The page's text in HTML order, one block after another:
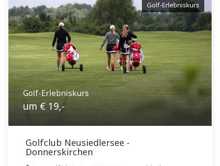
Golf-Erlebniskurs
Golf-Erlebniskurs
um € 19,-
Golfclub Neusiedlersee -
Donnerskirchen